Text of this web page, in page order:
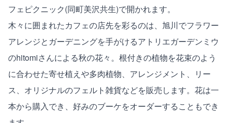
フェピクニック(同町美沢共生)で開かれます。
木々に囲まれたカフェの店先を彩るのは、旭川でフラワー
アレンジとガーデニングを手がけるアトリエガーデンミウ
のhitomiさんによる秋の花々。根付きの植物を花束のよう
に合わせた寄せ植えや多肉植物、アレンジメント、リー
ス、オリジナルのフェルト雑貨などを販売します。花は一
本から購入でき、好みのブーケをオーダーすることもでき